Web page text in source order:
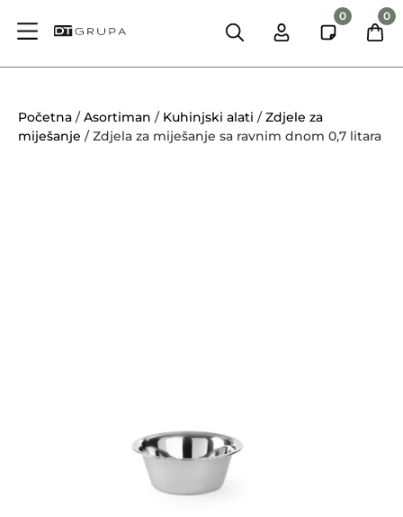
0 0
Početna /Asortiman / Kuhinjski alati /Zdjele za
miješanje / Zdjela za miješanje sa ravnim dnom 0,7 litara